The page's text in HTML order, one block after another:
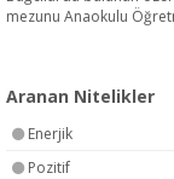
mezunu Anaokulu
Aranan Nitelikler
Enerjik
Pozitif